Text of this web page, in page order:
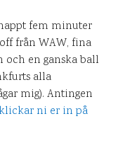
fem minuter
från WAW, fina
en ganska ball
alla
mig). Antingen
klickar ni er in på